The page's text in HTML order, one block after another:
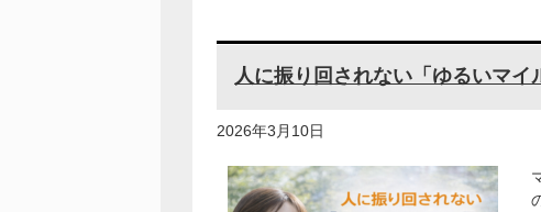
人に振り回されない「ゆるいマイ
2026年3月10日